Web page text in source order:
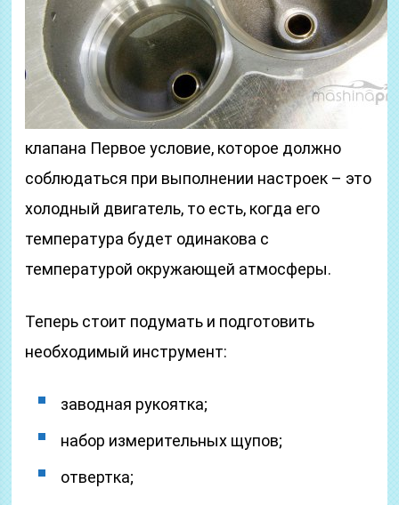
клапана Первое условие, которое должно
соблюдаться при выполнении настроек – это
холодный двигатель, то есть, когда его
температура будет одинакова с
температурой окружающей атмосферы.
Теперь стоит подумать и подготовить
необходимый инструмент:
заводная рукоятка;
набор измерительных щупов;
отвертка;